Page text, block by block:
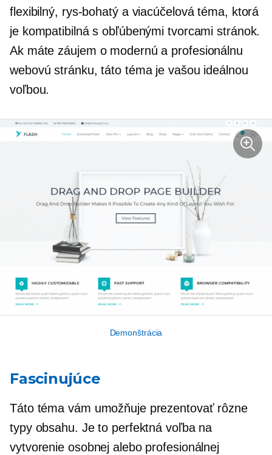
flexibilný, rys-bohatýa viacúčelová téma, ktorá
je kompatibilná s obľúbenými tvorcami stránok.
Ak máte záujem o modernú a profesionálnu
webovú stránku, táto téma je vašou ideálnou
voľbou.
Demonštrácia
Fascinujúce
Táto téma vám umožňuje prezentovať rôzne
typy obsahu. Je to perfektná voľba na
vytvorenie osobnej alebo profesionálnej